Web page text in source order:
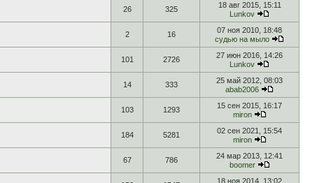
26 325
18 авг 2015, 15:11
Lunkov
2 16
07 ноя 2010, 18:48
судью на мыло
101 2726
27 июн 2016, 14:26
Lunkov
14 333
25 май 2012, 08:03
abab2006
103 1293
15 сен 2015, 16:17
miron
184 5281
02 сен 2021, 15:54
miron
67 786
24 мар 2013, 12:41
boomer
18 ноя 2014, 13:02